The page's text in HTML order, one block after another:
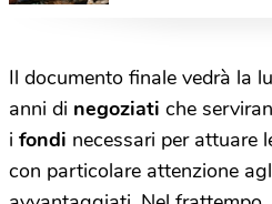
Il documento finale vedrà la
anni di negoziati che
i fondi necessari per attuare
con particolare attenzione